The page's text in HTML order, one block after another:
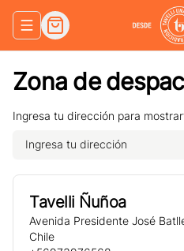
Abrir menu de navegación
Zona de
Ingresa tu dirección para
Ingresa tu dirección
Tavelli Ñuñoa
Avenida Presidente José
Chile